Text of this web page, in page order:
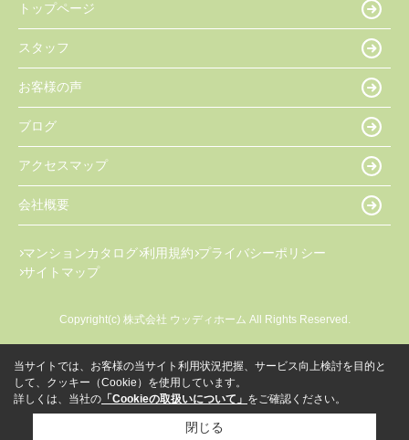
トップページ
スタッフ
お客様の声
ブログ
アクセスマップ
会社概要
マンションカタログ 利用規約 プライバシーポリシー
サイトマップ
Copyright(c) 株式会社 ウッディホーム All Rights Reserved.
当サイトでは、お客様の当サイト利用状況把握、サービス向上検討を目的と
して、クッキー（Cookie）を使用しています。
詳しくは、当社の 「Cookieの取扱いについて」 をご確認ください。
閉じる